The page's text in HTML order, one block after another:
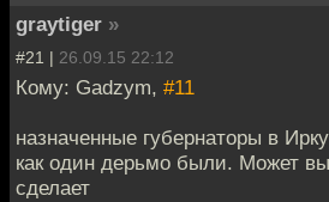
graytiger »
#21 | 26.09.15 22:12
Кому: Gadzym, #11
назначенные губернаторы в
как один дерьмо были. Может
сделает